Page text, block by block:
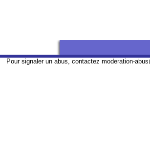
Pour signaler un abus, contactez moderation-